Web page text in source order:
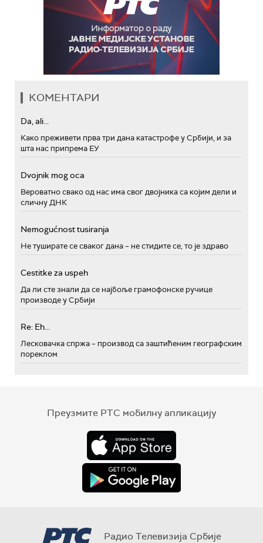
КОМЕНТАРИ
Da, ali...
Како преживети прва три дана катастрофе у Србији, и за
шта нас припрема ЕУ
Dvojnik mog oca
Вероватно свако од нас има свог двојника са којим дели и
сличну ДНК
Nemogućnost tusiranja
Не туширате се сваког дана – не стидите се, то је здраво
Cestitke za uspeh
Да ли сте знали да се најбоље грамофонске ручице
производе у Србији
Re: Eh...
Лесковачка спржа – производ са заштићеним географским
пореклом
Преузмите РТС мобилну апликацију
Радио Телевизија Србије